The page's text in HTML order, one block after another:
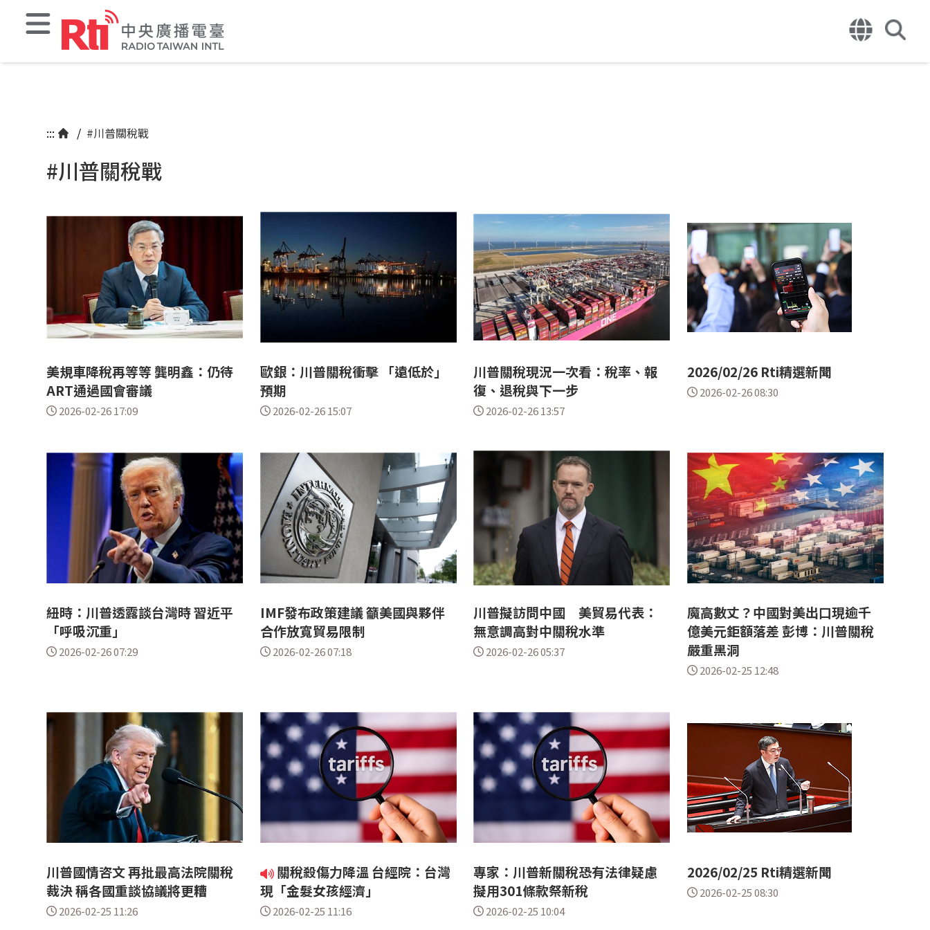
::: / #川普關稅戰
#川普關稅戰
美規車降稅再等等 龔明鑫：仍待
ART通過國會審議
2026-02-26 17:09
歐銀：川普關稅衝擊 「遠低於」
預期
2026-02-26 15:07
川普關稅現況一次看：稅率、報
復、退稅與下一步
2026-02-26 13:57
2026/02/26 Rti精選新聞
2026-02-26 08:30
紐時：川普透露談台灣時 習近平
「呼吸沉重」
2026-02-26 07:29
IMF發布政策建議 籲美國與夥伴
合作放寬貿易限制
2026-02-26 07:18
川普擬訪問中國 美貿易代表：
無意調高對中關稅水準
2026-02-26 05:37
魔高數丈？中國對美出口現逾千
億美元鉅額落差 彭博：川普關稅
嚴重黑洞
2026-02-25 12:48
川普國情咨文 再批最高法院關稅
裁決 稱各國重談協議將更糟
2026-02-25 11:26
關稅殺傷力降溫 台經院：台灣
現「金髮女孩經濟」
2026-02-25 11:16
專家：川普新關稅恐有法律疑慮
擬用301條款祭新稅
2026-02-25 10:04
2026/02/25 Rti精選新聞
2026-02-25 08:30